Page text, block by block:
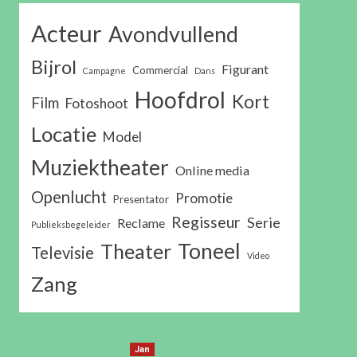
Acteur Avondvullend
Bijrol Campagne Commercial Dans Figurant
Film Fotoshoot Hoofdrol Kort
Locatie Model
Muziektheater Online media
Openlucht Presentator Promotie
Publieksbegeleider Reclame Regisseur Serie
Televisie Theater Toneel Video
Zang
Jan